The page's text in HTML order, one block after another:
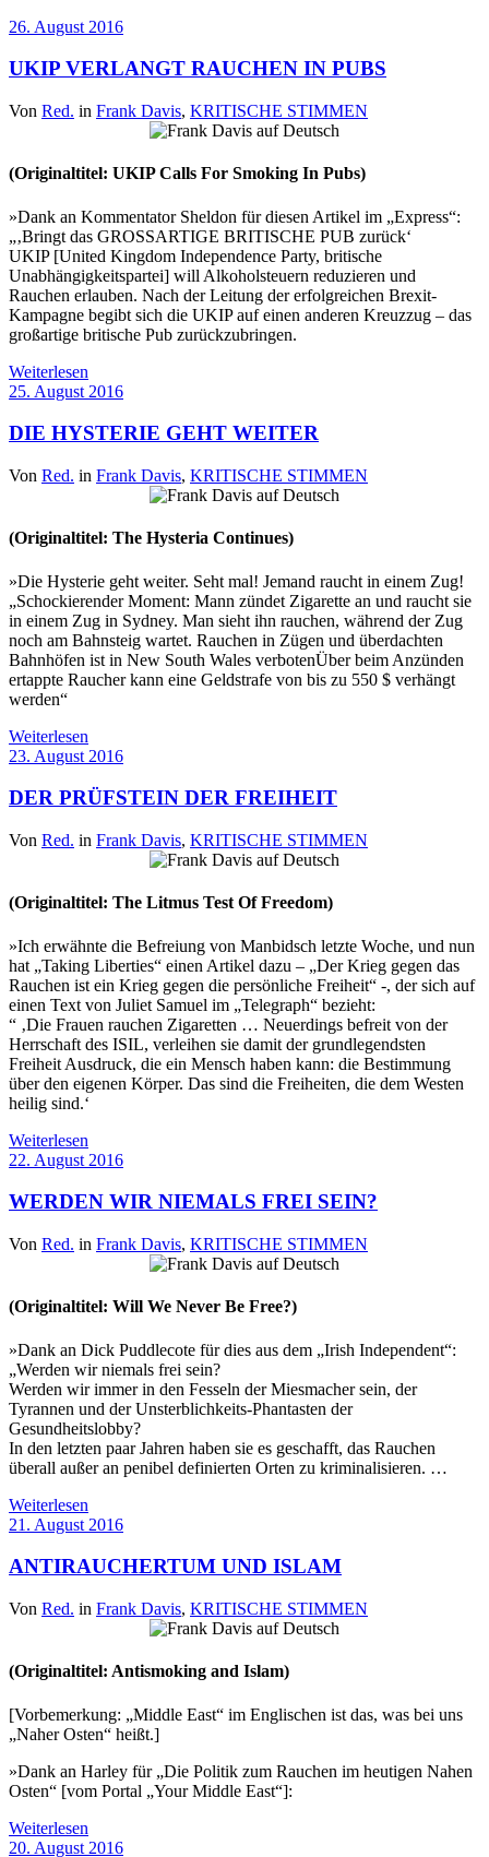
26. August 2016
UKIP VERLANGT RAUCHEN IN PUBS
Von Red. in Frank Davis, KRITISCHE STIMMEN
(Originaltitel: UKIP Calls For Smoking In Pubs)
»Dank an Kommentator Sheldon für diesen Artikel im „Express“:
„‚Bringt das GROSSARTIGE BRITISCHE PUB zurück‘
UKIP [United Kingdom Independence Party, britische
Unabhängigkeitspartei] will Alkoholsteuern reduzieren und
Rauchen erlauben. Nach der Leitung der erfolgreichen Brexit-
Kampagne begibt sich die UKIP auf einen anderen Kreuzzug – das
großartige britische Pub zurückzubringen.
Weiterlesen
25. August 2016
DIE HYSTERIE GEHT WEITER
Von Red. in Frank Davis, KRITISCHE STIMMEN
(Originaltitel: The Hysteria Continues)
»Die Hysterie geht weiter. Seht mal! Jemand raucht in einem Zug!
„Schockierender Moment: Mann zündet Zigarette an und raucht sie
in einem Zug in Sydney. Man sieht ihn rauchen, während der Zug
noch am Bahnsteig wartet. Rauchen in Zügen und überdachten
Bahnhöfen ist in New South Wales verbotenÜber beim Anzünden
ertappte Raucher kann eine Geldstrafe von bis zu 550 $ verhängt
werden“
Weiterlesen
23. August 2016
DER PRÜFSTEIN DER FREIHEIT
Von Red. in Frank Davis, KRITISCHE STIMMEN
(Originaltitel: The Litmus Test Of Freedom)
»Ich erwähnte die Befreiung von Manbidsch letzte Woche, und nun
hat „Taking Liberties“ einen Artikel dazu – „Der Krieg gegen das
Rauchen ist ein Krieg gegen die persönliche Freiheit“ -, der sich auf
einen Text von Juliet Samuel im „Telegraph“ bezieht:
“ ‚Die Frauen rauchen Zigaretten … Neuerdings befreit von der
Herrschaft des ISIL, verleihen sie damit der grundlegendsten
Freiheit Ausdruck, die ein Mensch haben kann: die Bestimmung
über den eigenen Körper. Das sind die Freiheiten, die dem Westen
heilig sind.‘
Weiterlesen
22. August 2016
WERDEN WIR NIEMALS FREI SEIN?
Von Red. in Frank Davis, KRITISCHE STIMMEN
(Originaltitel: Will We Never Be Free?)
»Dank an Dick Puddlecote für dies aus dem „Irish Independent“:
„Werden wir niemals frei sein?
Werden wir immer in den Fesseln der Miesmacher sein, der
Tyrannen und der Unsterblichkeits-Phantasten der
Gesundheitslobby?
In den letzten paar Jahren haben sie es geschafft, das Rauchen
überall außer an penibel definierten Orten zu kriminalisieren. …
Weiterlesen
21. August 2016
ANTIRAUCHERTUM UND ISLAM
Von Red. in Frank Davis, KRITISCHE STIMMEN
(Originaltitel: Antismoking and Islam)
[Vorbemerkung: „Middle East“ im Englischen ist das, was bei uns
„Naher Osten“ heißt.]
»Dank an Harley für „Die Politik zum Rauchen im heutigen Nahen
Osten“ [vom Portal „Your Middle East“]:
Weiterlesen
20. August 2016